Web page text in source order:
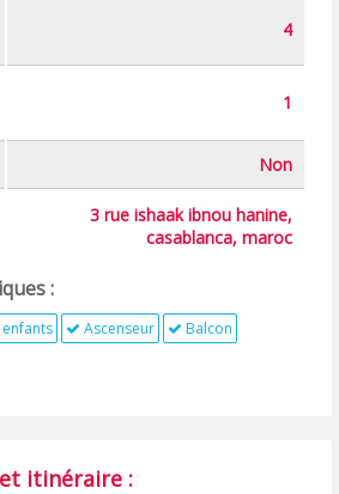
4
1
Non
3 rue ishaak ibnou hanine,
casablanca, maroc
:
Ascenseur
Balcon
itinéraire :